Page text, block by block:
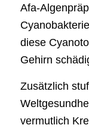
Afa-
diese
Gehirn
Zusätzlich
vermutlich